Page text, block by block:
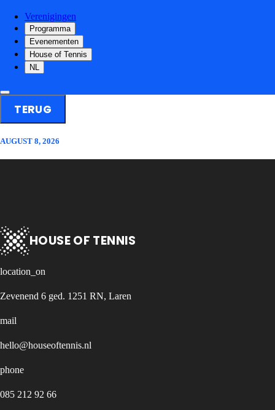
Verenigingen
Programma
Evenementen
House of Tennis
NL
TERUG
AUGUST 8, 2026
HOUSE OF TENNIS
location_on
Zevenend 6 ged. 1251 RN, Laren
mail
hello@houseoftennis.nl
phone
085 212 92 66